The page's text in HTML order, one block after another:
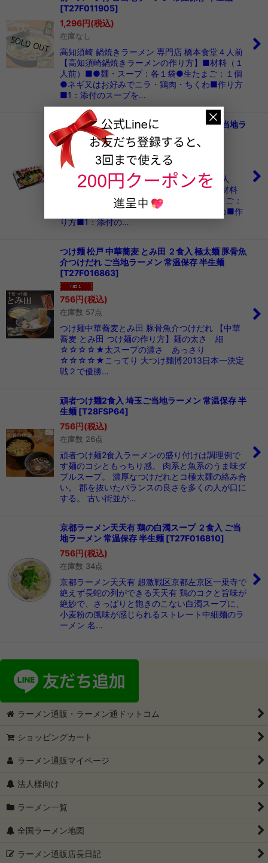
[T27F011905]
1,296円(税込)
在庫なし
高知須崎 鍋焼きラーメン 専門店 橋本食堂４人前
【高知須崎鍋焼きラーメンの作り方】■材料（１
人前）■●麺・スープ：各１袋●生たまご：１個
●ネギ又はお好みでニラ・鶏肉・ちくわ■作り方
■1：添付のスープを…
高知須崎鍋焼きラーメン 橋本食堂 2人前 ご当地ラ
ーメン 常温保存 半生麺 [T27F016844
756
(税込)
在庫数 28点
高知須崎鍋焼きラーメン専門店 橋本食堂２人
前 【高知須崎鍋焼きラーメンの作り方】■材料
（１人前）■●麺・スープ：各１袋●生たまご：
１個●ネギ又はお好みでニラ・鶏肉・ちくわ■作
り方■1：添付の…
つけ麺 松戸 中華蕎麦 とみ田 ２食入 極太麺 豚骨魚
介つけだれ ご当地ラーメン 常温保存 半生麺
[T27F016863]
756円(税込)
在庫数 57点
つけ麺中華蕎麦とみ田 豚骨魚介つけだれ 【中華
蕎麦 とみ田 つけ麺の作り方】麺の太さ 細
☆☆☆☆★太スープの濃さ あっさり
☆☆☆☆★こってり 大つけ麺博2013日本一決定
戦２で優勝…
頑者つけ麺2食入 埼玉ご当地ラーメン 常温保存 半
生麺 [T28FSP64]
756円(税込)
在庫数 26点
頑者つけ麺2食入ラーメンの盛り付けは調理例で
す麺のコシともっちり感。 肉系と魚系のうま味ダ
ブルスープ。 濃厚なつけだれとコ極太麺の絡み合
い。 郡を抜いたバランスの良さを多くの人が口に
する。 古い街並が…
京都ラーメン天天有 鶏の白濁スープ ２食入 ご当
地ラーメン 常温保存 半生麺 [T27F016810]
756円(税込)
在庫数 34点
京都ラーメン天天有 超激戦区京都左京区一乗寺で
絶えず長蛇の列ができる天天有 鶏のコクと旨味が
絶妙で、さっぱりと飽きのこない白濁スープに、
小麦粉の風味が感じられるストレート中細麺のラ
ーメン 名…
ラーメン通販・ラーメン通ドットコム
ショッピングカート
ラーメン通販マイページ
法人様向け
ラーメン一覧
全国ラーメン地図
ラーメン通販店長日記